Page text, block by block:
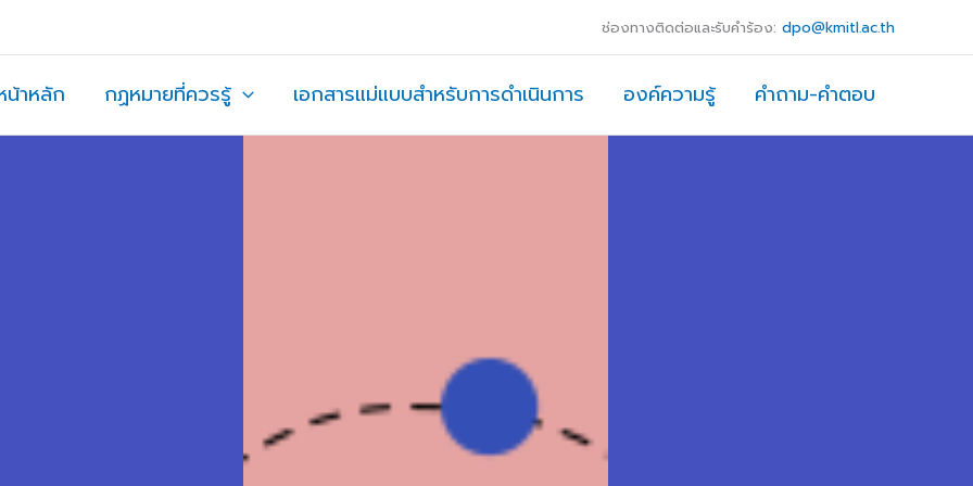
ช่องทางติดต่อและรับคำร้อง: dpo@kmitl.ac.th
น้าหลัก กฏหมายที่ควรรู้ เอกสารแม่แบบสำหรับการดำเนินการ องค์ความรู้ คำถาม-คำตอบ